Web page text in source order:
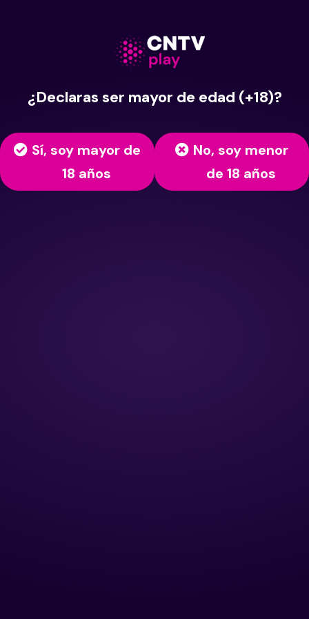
¿Declaras ser mayor de edad (+18)?
Sí, soy mayor de
18 años
No, soy menor
de 18 años